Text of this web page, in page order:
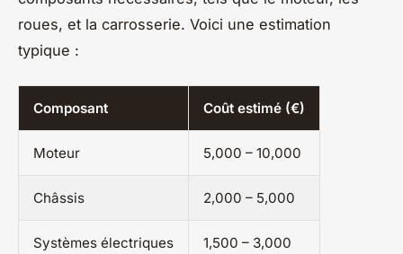
roues, et la carrosserie. Voici une estimation
typique :
Composant Coût estimé (€)
Moteur 5,000 – 10,000
Châssis 2,000 – 5,000
Systèmes électriques 1,500 – 3,000